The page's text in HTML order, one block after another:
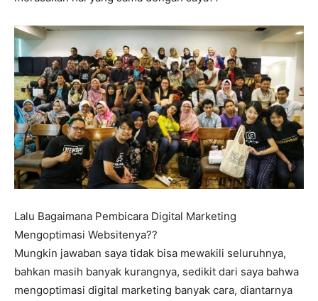
Lalu Bagaimana Pembicara Digital Marketing
Mengoptimasi Websitenya??
Mungkin jawaban saya tidak bisa mewakili seluruhnya,
bahkan masih banyak kurangnya, sedikit dari saya bahwa
mengoptimasi digital marketing banyak cara, diantarnya